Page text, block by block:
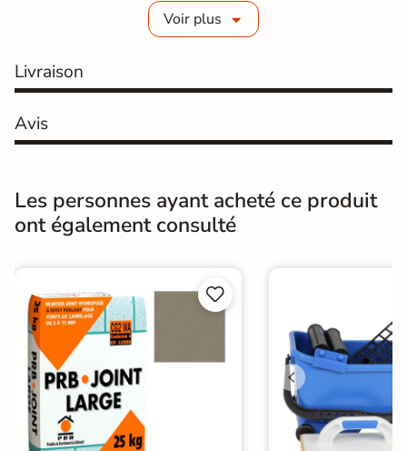
9 mm
Coefficient
antidérapant
Résistance à
l'usure
Gr4 - Très résistant
Bords rectifié
Finition Mate
Surface Antidérapante
Résistant au Gel
Conditionnement
Choix
Voir plus
Livraison
Avis
Les personnes ayant acheté ce produit
ont également consulté

